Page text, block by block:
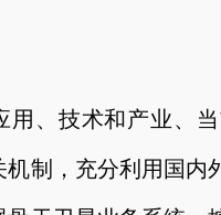
、技术和产业、
制，充分利用国内